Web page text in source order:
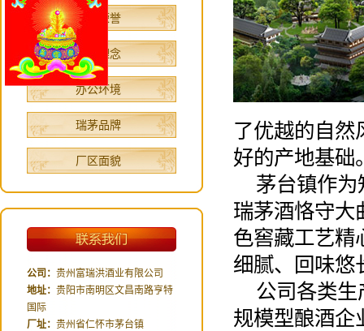
1
资质荣誉
文化理念
办公环境
瑞茅品牌
厂区面貌
公司： 贵州富瑞洪酒业有限公司
地址： 贵阳市南明区文昌南路亨特
国际
厂址： 贵州省仁怀市茅台镇
了优越的自然
好的产地基础
茅台镇作
瑞茅酒恪守大
色窖藏工艺精
细腻、回味悠
公司各类
规模型酿酒企